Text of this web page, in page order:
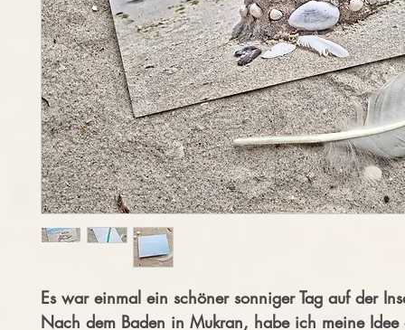
Es war einmal ein schöner sonniger Tag auf der
Nach dem Baden in Mukran, habe ich meine Idee